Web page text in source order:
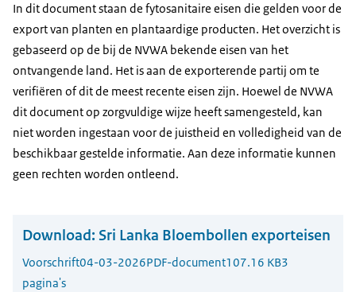
In dit document staan de fytosanitaire eisen die gelden voor de
export van planten en plantaardige producten. Het overzicht is
gebaseerd op de bij de NVWA bekende eisen van het
ontvangende land. Het is aan de exporterende partij om te
verifiëren of dit de meest recente eisen zijn. Hoewel de NVWA
dit document op zorgvuldige wijze heeft samengesteld, kan
niet worden ingestaan voor de juistheid en volledigheid van de
beschikbaar gestelde informatie. Aan deze informatie kunnen
geen rechten worden ontleend.
Download: Sri Lanka Bloembollen exporteisen
Voorschrift04-03-2026PDF-document107.16 KB3
pagina's